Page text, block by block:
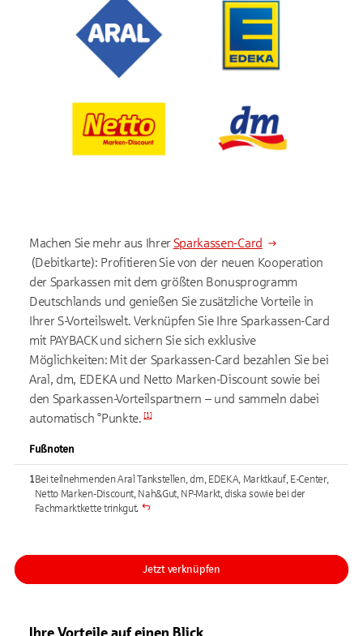
Machen Sie mehr aus IhrerSparkassen-Card
(Debitkarte): Profitieren Sie von der neuen Kooperation
der Sparkassen mit dem größten Bonusprogramm
Deutschlands und genießen Sie zusätzliche Vorteile in
Ihrer S-Vorteilswelt. Verknüpfen Sie Ihre Sparkassen-Card
mit PAYBACK und sichern Sie sich exklusive
Möglichkeiten: Mit der Sparkassen-Card bezahlen Sie bei
Aral, dm, EDEKA und Netto Marken-Discount sowie bei
den Sparkassen-Vorteilspartnern – und sammeln dabei
automatisch °Punkte. [1 ]
Fußnoten
1 Bei teilnehmenden Aral Tankstellen, dm, EDEKA, Marktkauf, E-Center,
Netto Marken-Discount, Nah&Gut, NP-Markt, diska sowie bei der
Fachmarktkette trinkgut.
Jetzt verknüpfen
Ihre Vorteile auf einen Blick